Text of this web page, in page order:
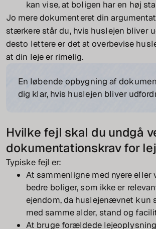
kan vise, at boligen har en høj
Jo mere dokumenteret din
stærkere står du, hvis huslejen bliver
desto lettere er det at overbevise
at din leje er rimelig.
En løbende opbygning af
dig klar, hvis huslejen bliver
Hvilke fejl skal du undgå
dokumentationskrav for
Typiske fejl er:
At sammenligne med nyere
bedre boliger, som ikke er
ejendom, da huslejenævnet kun
med samme alder, stand og
At bruge forældede